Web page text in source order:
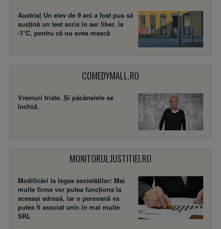
Austria| Un elev de 9 ani a fost pus să
susţină un test scris în aer liber, la
-1°C, pentru că nu avea mască
COMEDYMALL.RO
Vremuri triste. Şi păcănelele se
închid.
MONITORULJUSTITIEI.RO
Modificări la legea societăţilor: Mai
multe firme vor putea funcţiona la
aceeaşi adresă, iar o persoană va
putea fi asociat unic în mai multe
SRL